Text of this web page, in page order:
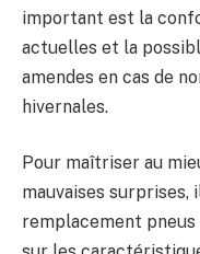
important est la
actuelles et la
amendes en cas de
hivernales.
Pour maîtriser au
mauvaises surprises,
remplacement